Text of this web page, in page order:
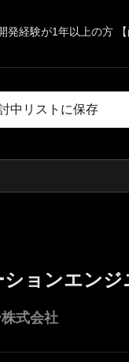
発経験が1年以上の方
中リストに保存
ションエンジ
式会社